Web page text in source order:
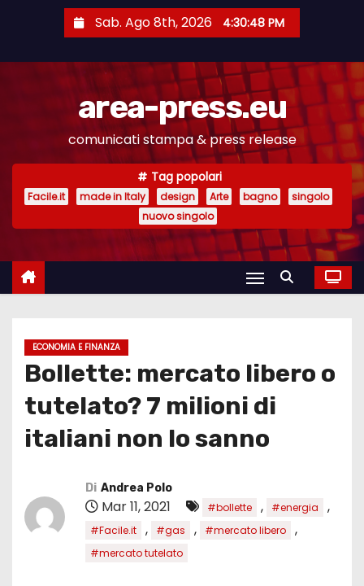
e
Sab. Ago 8th, 2026 4:30:49 PM
area-press.eu
comunicati stampa & press release
Tag popolari
Facile.it made in Italy design Arte bagno
singolo
nuovo singolo
ECONOMIA E FINANZA
Bollette: mercato libero o
tutelato? 7 milioni di
italiani non lo sanno
Di Andrea Polo
Mar 11, 2021 #bollette , #energia ,
#Facile.it , #gas , #mercato libero ,
#mercato tutelato